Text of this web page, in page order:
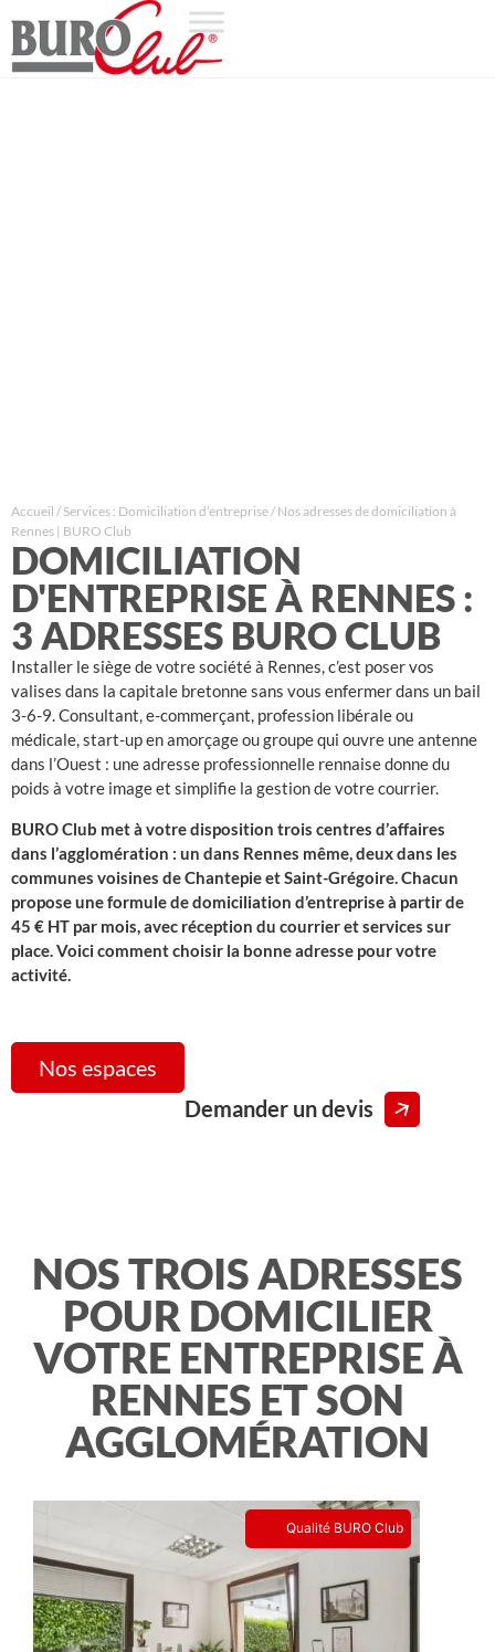
Accueil / Services : Domiciliation d’entreprise/ Nos adresses de domiciliation à
Rennes | BURO Club
DOMICILIATION
D'ENTREPRISE À RENNES :
3 ADRESSES BURO CLUB
Installer le siège de votre société à Rennes, c’est poser vos
valises dans la capitale bretonne sans vous enfermer dans un bail
3-6-9. Consultant, e-commerçant, profession libérale ou
médicale, start-up en amorçage ou groupe qui ouvre une antenne
dans l’Ouest : une adresse professionnelle rennaise donne du
poids à votre image et simplifie la gestion de votre courrier.
BURO Club met à votre disposition trois centres d’affaires
dans l’agglomération : un dans Rennes même, deux dans les
communes voisines de Chantepie et Saint-Grégoire. Chacun
propose une formule de domiciliation d’entreprise à partir de
45 € HT par mois, avec réception du courrier et services sur
place. Voici comment choisir la bonne adresse pour votre
activité.
Nos espaces
Demander un devis
NOS TROIS ADRESSES
POUR DOMICILIER
VOTRE ENTREPRISE À
RENNES ET SON
AGGLOMÉRATION
Qualité BURO Club